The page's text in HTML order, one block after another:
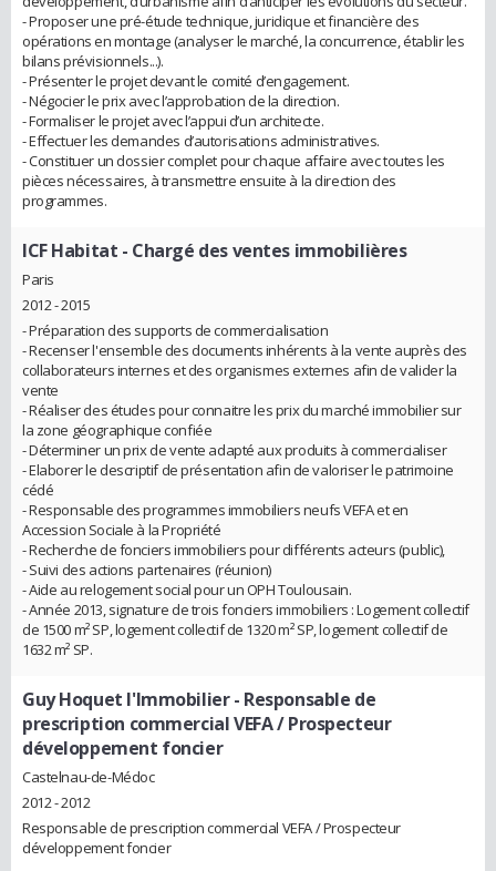
- Proposer une pré-étude technique, juridique et financière des
opérations en montage (analyser le marché, la concurrence, établir les
bilans prévisionnels...).
- Présenter le projet devant le comité d’engagement.
- Négocier le prix avec l’approbation de la direction.
- Formaliser le projet avec l’appui d’un architecte.
- Effectuer les demandes d’autorisations administratives.
- Constituer un dossier complet pour chaque affaire avec toutes les
pièces nécessaires, à transmettre ensuite à la direction des
programmes.
ICF Habitat - Chargé des ventes immobilières
Paris
2012 - 2015
- Préparation des supports de commercialisation
- Recenser l'ensemble des documents inhérents à la vente auprès des
collaborateurs internes et des organismes externes afin de valider la
vente
- Réaliser des études pour connaitre les prix du marché immobilier sur
la zone géographique confiée
- Déterminer un prix de vente adapté aux produits à commercialiser
- Elaborer le descriptif de présentation afin de valoriser le patrimoine
cédé
- Responsable des programmes immobiliers neufs VEFA et en
Accession Sociale à la Propriété
- Recherche de fonciers immobiliers pour différents acteurs (public),
- Suivi des actions partenaires (réunion)
- Aide au relogement social pour un OPH Toulousain.
- Année 2013, signature de trois fonciers immobiliers : Logement collectif
de 1500 m² SP, logement collectif de 1320 m² SP, logement collectif de
1632 m² SP.
Guy Hoquet l'Immobilier- Responsable de
prescription commercial VEFA / Prospecteur
développement foncier
Castelnau-de-Médoc
2012 - 2012
Responsable de prescription commercial VEFA / Prospecteur
développement foncier